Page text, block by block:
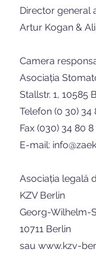
Director general
Artur Kogan &
Camera
Asociația
Stallstr. 1, 10585
Telefon (0 30) 34
Fax (030) 34 80 8
E-mail:
Asociația legală
KZV Berlin
Georg-Wilhelm-
10711 Berlin
sau www.kzv-